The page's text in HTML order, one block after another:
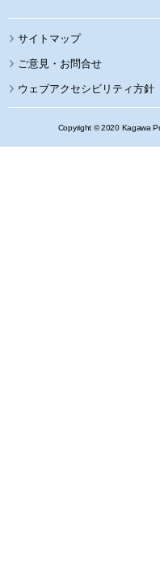
サイトマップ
ウェブアクセシビリティ方針
Copyright © 2020 Kagawa